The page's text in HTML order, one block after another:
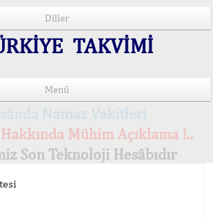
Diller
TAKVİMİ
Menü
Mühim Açıklama !..
Son Teknoloji Hesâbıdır